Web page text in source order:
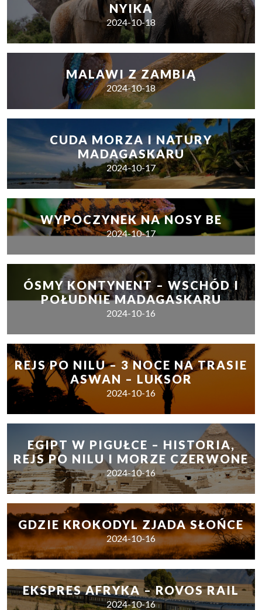
NYIKA
2024-10-18
MALAWI Z ZAMBIĄ
2024-10-18
CUDA MORZA I NATURY
MADAGASKARU
2024-10-17
WYPOCZYNEK NA NOSY BE
2024-10-17
ÓSMY KONTYNENT – WSCHÓD I
POŁUDNIE MADAGASKARU
2024-10-16
REJS PO NILU – 3 NOCE NA TRASIE
ASWAN – LUKSOR
2024-10-16
EGIPT W PIGUŁCE – HISTORIA,
REJS PO NILU I MORZE CZERWONE
2024-10-16
GDZIE KROKODYL ZJADA SŁOŃCE
2024-10-16
EKSPRES AFRYKA – ROVOS RAIL
2024-10-16